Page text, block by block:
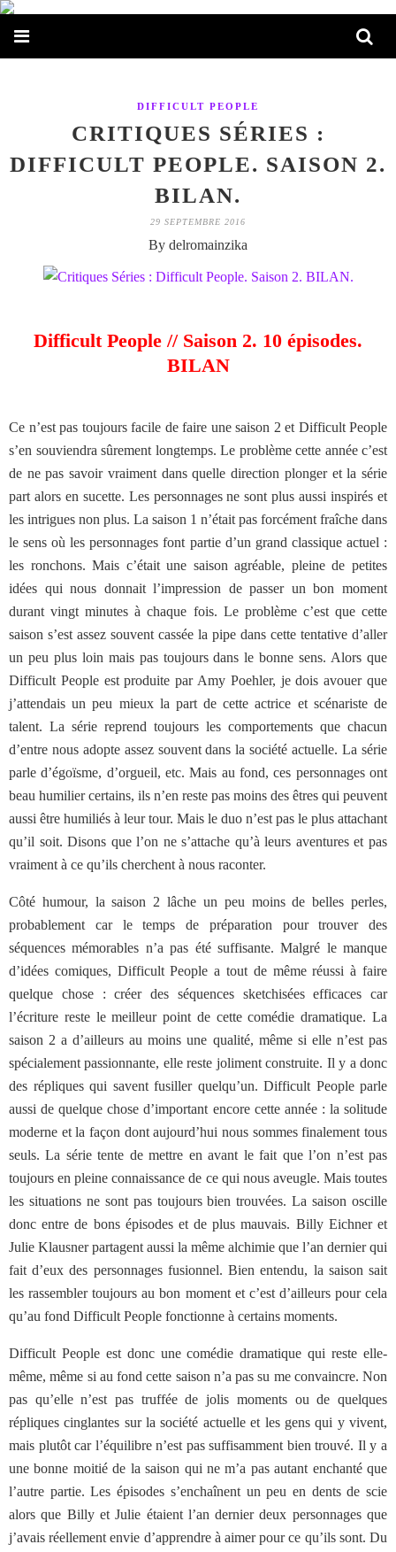
DIFFICULT PEOPLE
CRITIQUES SÉRIES :
DIFFICULT PEOPLE. SAISON 2.
BILAN.
29 SEPTEMBRE 2016
By delromainzika
Difficult People // Saison 2. 10 épisodes.
BILAN
Ce n’est pas toujours facile de faire une saison 2 et Difficult People
s’en souviendra sûrement longtemps. Le problème cette année c’est
de ne pas savoir vraiment dans quelle direction plonger et la série
part alors en sucette. Les personnages ne sont plus aussi inspirés et
les intrigues non plus. La saison 1 n’était pas forcément fraîche dans
le sens où les personnages font partie d’un grand classique actuel :
les ronchons. Mais c’était une saison agréable, pleine de petites
idées qui nous donnait l’impression de passer un bon moment
durant vingt minutes à chaque fois. Le problème c’est que cette
saison s’est assez souvent cassée la pipe dans cette tentative d’aller
un peu plus loin mais pas toujours dans le bonne sens. Alors que
Difficult People est produite par Amy Poehler, je dois avouer que
j’attendais un peu mieux la part de cette actrice et scénariste de
talent. La série reprend toujours les comportements que chacun
d’entre nous adopte assez souvent dans la société actuelle. La série
parle d’égoïsme, d’orgueil, etc. Mais au fond, ces personnages ont
beau humilier certains, ils n’en reste pas moins des êtres qui peuvent
aussi être humiliés à leur tour. Mais le duo n’est pas le plus attachant
qu’il soit. Disons que l’on ne s’attache qu’à leurs aventures et pas
vraiment à ce qu’ils cherchent à nous raconter.
Côté humour, la saison 2 lâche un peu moins de belles perles,
probablement car le temps de préparation pour trouver des
séquences mémorables n’a pas été suffisante. Malgré le manque
d’idées comiques, Difficult People a tout de même réussi à faire
quelque chose : créer des séquences sketchisées efficaces car
l’écriture reste le meilleur point de cette comédie dramatique. La
saison 2 a d’ailleurs au moins une qualité, même si elle n’est pas
spécialement passionnante, elle reste joliment construite. Il y a donc
des répliques qui savent fusiller quelqu’un. Difficult People parle
aussi de quelque chose d’important encore cette année : la solitude
moderne et la façon dont aujourd’hui nous sommes finalement tous
seuls. La série tente de mettre en avant le fait que l’on n’est pas
toujours en pleine connaissance de ce qui nous aveugle. Mais toutes
les situations ne sont pas toujours bien trouvées. La saison oscille
donc entre de bons épisodes et de plus mauvais. Billy Eichner et
Julie Klausner partagent aussi la même alchimie que l’an dernier qui
fait d’eux des personnages fusionnel. Bien entendu, la saison sait
les rassembler toujours au bon moment et c’est d’ailleurs pour cela
qu’au fond Difficult People fonctionne à certains moments.
Difficult People est donc une comédie dramatique qui reste elle-
même, même si au fond cette saison n’a pas su me convaincre. Non
pas qu’elle n’est pas truffée de jolis moments ou de quelques
répliques cinglantes sur la société actuelle et les gens qui y vivent,
mais plutôt car l’équilibre n’est pas suffisamment bien trouvé. Il y a
une bonne moitié de la saison qui ne m’a pas autant enchanté que
l’autre partie. Les épisodes s’enchaînent un peu en dents de scie
alors que Billy et Julie étaient l’an dernier deux personnages que
j’avais réellement envie d’apprendre à aimer pour ce qu’ils sont. Du